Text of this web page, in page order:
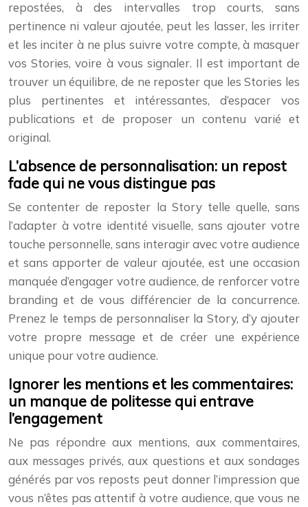
repostées, à des intervalles trop courts, sans
pertinence ni valeur ajoutée, peut les lasser, les irriter
et les inciter à ne plus suivre votre compte, à masquer
vos Stories, voire à vous signaler. Il est important de
trouver un équilibre, de ne reposter que les Stories les
plus pertinentes et intéressantes, d’espacer vos
publications et de proposer un contenu varié et
original.
L’absence de personnalisation: un repost
fade qui ne vous distingue pas
Se contenter de reposter la Story telle quelle, sans
l’adapter à votre identité visuelle, sans ajouter votre
touche personnelle, sans interagir avec votre audience
et sans apporter de valeur ajoutée, est une occasion
manquée d’engager votre audience, de renforcer votre
branding et de vous différencier de la concurrence.
Prenez le temps de personnaliser la Story, d’y ajouter
votre propre message et de créer une expérience
unique pour votre audience.
Ignorer les mentions et les commentaires:
un manque de politesse qui entrave
l’engagement
Ne pas répondre aux mentions, aux commentaires,
aux messages privés, aux questions et aux sondages
générés par vos reposts peut donner l’impression que
vous n’êtes pas attentif à votre audience, que vous ne